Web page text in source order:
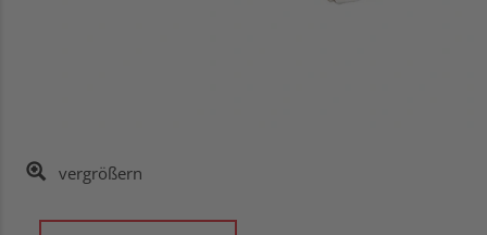
vergrößern